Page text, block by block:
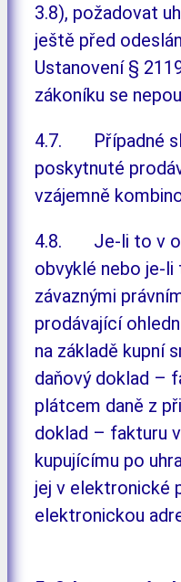
3.8), požadovat
ještě před
Ustanovení §
zákoníku se
4.7. Případné
poskytnuté
vzájemně
4.8. Je-li to v
obvyklé nebo je-
závaznými
prodávající
na základě kupní
daňový doklad –
plátcem daně z
doklad – fakturu
kupujícímu po
jej v elektronické
elektronickou